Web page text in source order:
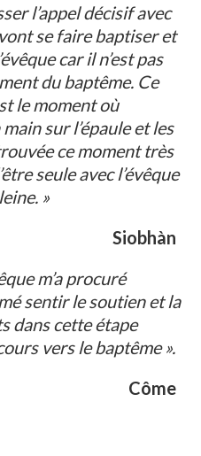
l’appel décisif avec
se faire baptiser et
car il n’est pas
du baptême. Ce
le moment où
sur l’épaule et les
ce moment très
seule avec l’évêque
»
Siobhàn
m’a procuré
sentir le soutien et la
dans cette étape
vers le baptême ».
Côme